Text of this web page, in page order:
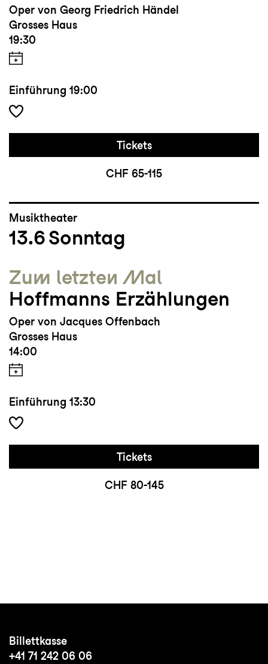
Oper von Georg Friedrich Händel
Grosses Haus
19:30
Einführung 19:00
Tickets
CHF 65-115
Musiktheater
13.6Sonntag
Zum letzten Mal
Hoffmanns Erzählungen
Oper von Jacques Offenbach
Grosses Haus
14:00
Einführung 13:30
Tickets
CHF 80-145
Billettkasse
+41 71 242 06 06